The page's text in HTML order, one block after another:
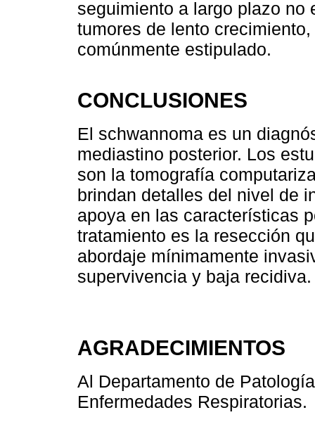
seguimiento a largo plazo no
tumores de lento
comúnmente estipulado.
CONCLUSIONES
El schwannoma es un
mediastino posterior. Los
son la tomografía
brindan detalles del nivel de
apoya en las características
tratamiento es la resección
abordaje mínimamente
supervivencia y baja recidiva.
AGRADECIMIENTOS
Al Departamento de
Enfermedades Respiratorias.